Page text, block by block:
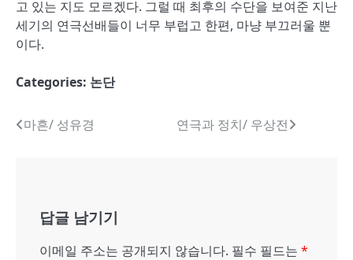
고 있는 지도 모르겠다. 그럴 때 최후의 수단을 보여준 지난
세기의 연극선배들이 너무 부럽고 한편, 마냥 부끄러울 뿐
이다.
Categories: 논단
글마흔/ 성유경 연극과 정치/ 우상전
답글 남기기
이메일 주소는 공개되지 않습니다. 필수 필드는 *